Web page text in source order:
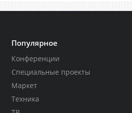
Популярное
Конференции
Специальные проекты
Маркет
Техника